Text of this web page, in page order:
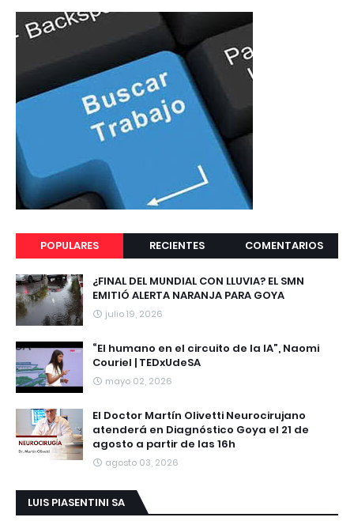
POPULARES RECIENTES COMENTARIOS
¿FINAL DEL MUNDIAL CON LLUVIA? EL SMN
EMITIÓ ALERTA NARANJA PARA GOYA
julio 19, 2026
“El humano en el circuito de la IA”, Naomi
Couriel | TEDxUdeSA
mayo 02, 2026
El Doctor Martín Olivetti Neurocirujano
atenderá en Diagnóstico Goya el 21 de
agosto a partir de las 16h
agosto 03, 2026
LUIS PIASENTINI SA